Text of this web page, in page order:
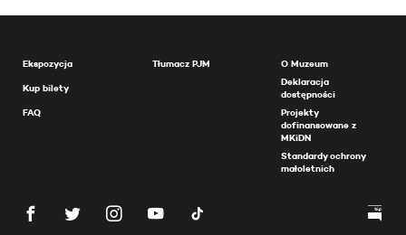
Ekspozycja
Kup bilety
FAQ
Tłumacz PJM
O Muzeum
Deklaracja
dostępności
Projekty
dofinansowane z
MKiDN
Standardy ochrony
małoletnich